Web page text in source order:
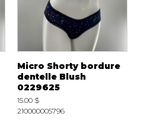
Micro Shorty bordure
dentelle Blush
0229625
15.00 $
210000005796